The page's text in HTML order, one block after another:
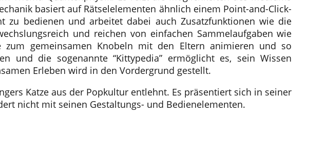
basiert auf Rätselelementen ähnlich einem Point-and-Click-
bedienen und arbeitet dabei auch Zusatzfunktionen wie die
und reichen von einfachen Sammelaufgaben wie
gemeinsamen Knobeln mit den Eltern animieren und so
und die sogenannte “Kittypedia” ermöglicht es, sein Wissen
Erleben wird in den Vordergrund gestellt.
Katze aus der Popkultur entlehnt. Es präsentiert sich in seiner
nicht mit seinen Gestaltungs- und Bedienelementen.